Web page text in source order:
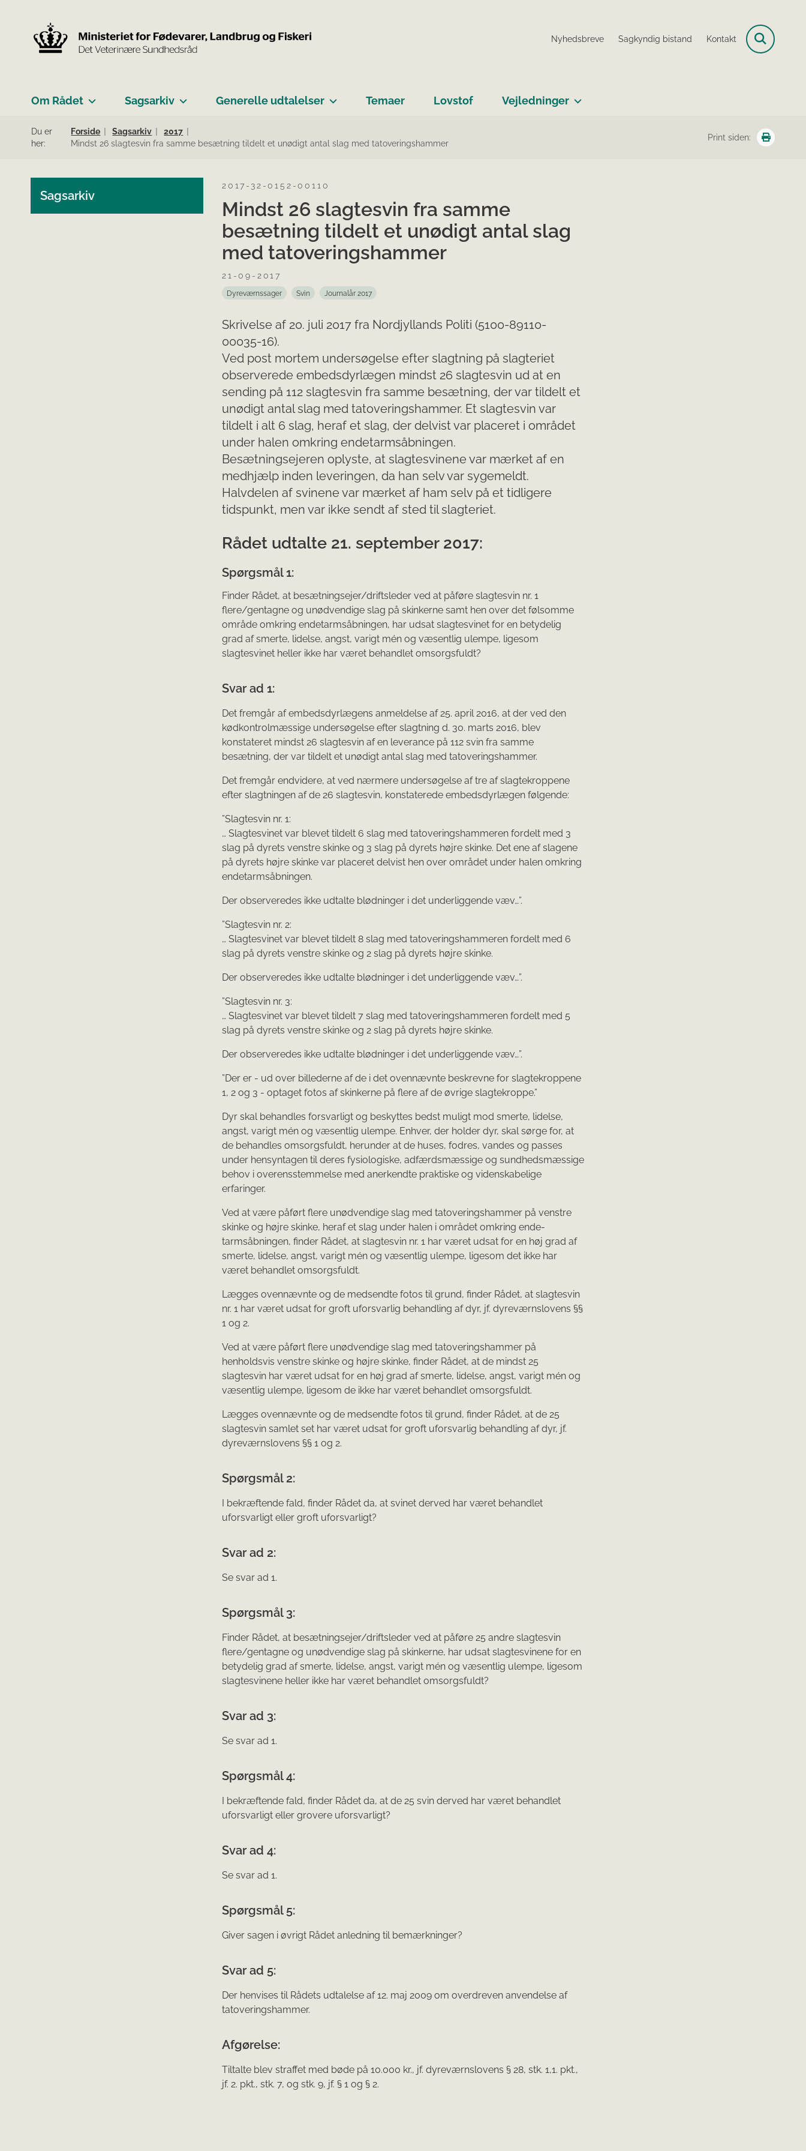
Nyhedsbreve Sagkyndig bistand Kontakt
Om Rådet Sagsarkiv Generelle udtalelser Temaer Lovstof Vejledninger
Du er
her:
Forside Sagsarkiv
2017
Mindst 26 slagtesvin fra samme besætning tildelt et unødigt antal slag med tatoveringshammer
Print siden:
Sagsarkiv
2017-32-0152-00110
Mindst 26 slagtesvin fra samme
besætning tildelt et unødigt antal slag
med tatoveringshammer
21-09-2017
Dyreværnssager Svin Journalår 2017
Skrivelse af 20. juli 2017 fra Nordjyllands Politi (5100-89110-
00035-16).
Ved post mortem undersøgelse efter slagtning på slagteriet
observerede embedsdyrlægen mindst 26 slagtesvin ud at en
sending på 112 slagtesvin fra samme besætning, der var tildelt et
unødigt antal slag med tatoveringshammer. Et slagtesvin var
tildelt i alt 6 slag, heraf et slag, der delvist var placeret i området
under halen omkring endetarmsåbningen.
Besætningsejeren oplyste, at slagtesvinene var mærket af en
medhjælp inden leveringen, da han selv var sygemeldt.
Halvdelen af svinene var mærket af ham selv på et tidligere
tidspunkt, men var ikke sendt af sted til slagteriet.
Rådet udtalte 21. september 2017:
Spørgsmål 1:
Finder Rådet, at besætningsejer/driftsleder ved at påføre slagtesvin nr. 1
flere/gentagne og unød­vendige slag på skinkerne samt hen over det følsomme
område omkring endetarmsåbningen, har udsat slagtesvinet for en betydelig
grad af smerte, lidelse, angst, varigt mén og væsentlig ulempe, ligesom
slagtesvinet heller ikke har været behandlet omsorgsfuldt?
Svar ad 1:
Det fremgår af embedsdyrlægens anmeldelse af 25. april 2016, at der ved den
kødkontrolmæssige undersøgelse efter slagtning d. 30. marts 2016, blev
konstateret mindst 26 slagtesvin af en leverance på 112 svin fra samme
besætning, der var tildelt et unødigt antal slag med tatoveringshammer.
Det fremgår endvidere, at ved nærmere undersøgelse af tre af slagtekroppene
efter slagtningen af de 26 slagtesvin, konstaterede embedsdyrlægen følgende:
”Slagtesvin nr. 1:
… Slagtesvinet var blevet tildelt 6 slag med tatoveringshammeren fordelt med 3
slag på dyrets venstre skinke og 3 slag på dyrets højre skinke. Det ene af slagene
på dyrets højre skinke var placeret delvist hen over området under halen omkring
ende­tarmsåbningen.
Der observeredes ikke udtalte blødninger i det underliggende væv…”.
”Slagtesvin nr. 2:
… Slagtesvinet var blevet tildelt 8 slag med tatoveringshammeren fordelt med 6
slag på dyrets venstre skinke og 2 slag på dyrets højre skinke.
Der observeredes ikke udtalte blødninger i det underliggende væv…”.
”Slagtesvin nr. 3:
… Slagtesvinet var blevet tildelt 7 slag med tatoveringshammeren fordelt med 5
slag på dyrets venstre skinke og 2 slag på dyrets højre skinke.
Der observeredes ikke udtalte blødninger i det underliggende væv…”.
”Der er - ud over billederne af de i det ovennævnte beskrevne for slagtekroppene
1, 2 og 3 - optaget fotos af skinkerne på flere af de øvrige slagtekroppe.”
Dyr skal behandles forsvarligt og beskyttes bedst muligt mod smerte, lidelse,
angst, varigt mén og væsentlig ulempe. Enhver, der holder dyr, skal sørge for, at
de behandles omsorgsfuldt, herunder at de huses, fodres, vandes og passes
under hensyntagen til deres fysiologiske, adfærdsmæssige og sundhedsmæssige
behov i overensstemmelse med anerkendte praktiske og videnskabelige
erfaringer.
Ved at være påført flere unødvendige slag med tatoveringshammer på venstre
skinke og højre skinke, heraf et slag under halen i området omkring ende­
tarmsåbningen, finder Rådet, at slagtesvin nr. 1 har været udsat for en høj grad af
smerte, lidelse, angst, varigt mén og væsentlig ulempe, ligesom det ikke har
været behandlet omsorgsfuldt.
Lægges ovennævnte og de medsendte fotos til grund, finder Rådet, at slagtesvin
nr. 1 har været udsat for groft uforsvarlig behandling af dyr, jf. dyreværnslovens §§
1 og 2.
Ved at være påført flere unødvendige slag med tatoveringshammer på
henholdsvis venstre skinke og højre skinke, finder Rådet, at de mindst 25
slagtesvin har været udsat for en høj grad af smerte, lidelse, angst, varigt mén og
væsentlig ulempe, ligesom de ikke har været behandlet omsorgsfuldt.
Lægges ovennævnte og de medsendte fotos til grund, finder Rådet, at de 25
slagtesvin samlet set har været udsat for groft uforsvarlig behandling af dyr, jf.
dyreværnslovens §§ 1 og 2.
Spørgsmål 2:
I bekræftende fald, finder Rådet da, at svinet derved har været behandlet
uforsvarligt eller groft uforsvarligt?
Svar ad 2:
Se svar ad 1.
Spørgsmål 3:
Finder Rådet, at besætningsejer/driftsleder ved at påføre 25 andre slagtesvin
flere/gentagne og unødvendige slag på skinkerne, har udsat slagtesvinene for en
betydelig grad af smerte, lidelse, angst, varigt mén og væsentlig ulempe, ligesom
slagtesvinene heller ikke har været behandlet om­sorgsfuldt?
Svar ad 3:
Se svar ad 1.
Spørgsmål 4:
I bekræftende fald, finder Rådet da, at de 25 svin derved har været behandlet
uforsvarligt eller gro­vere uforsvarligt?
Svar ad 4:
Se svar ad 1.
Spørgsmål 5:
Giver sagen i øvrigt Rådet anledning til bemærkninger?
Svar ad 5:
Der henvises til Rådets udtalelse af 12. maj 2009 om overdreven anvendelse af
tatoveringshammer.
Afgørelse:
Tiltalte blev straffet med bøde på 10.000 kr., jf. dyreværnslovens § 28, stk. 1,1. pkt.,
jf. 2. pkt., stk. 7, og stk. 9, jf. § 1 og § 2.